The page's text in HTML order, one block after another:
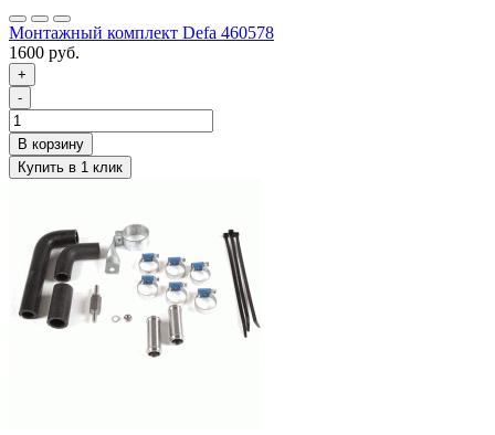
Монтажный комплект Defa 460578
1600 руб.
+
-